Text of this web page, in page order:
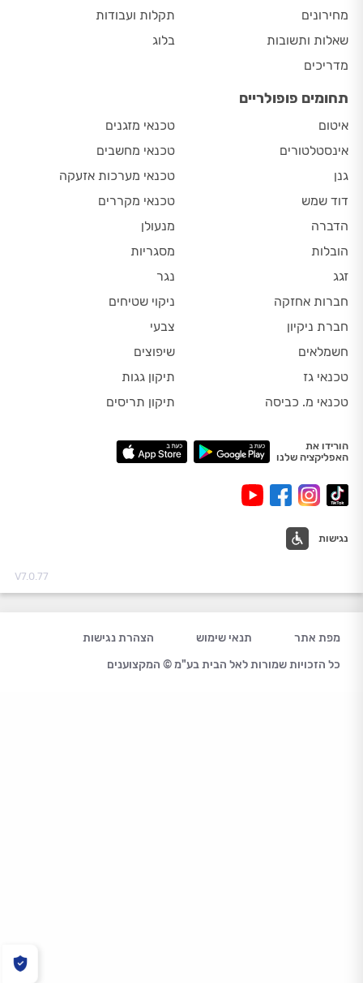
מחירונים
שאלות ותשובות
מדריכים
תקלות ועבודות
בלוג
תחומים פופולריים
איטום
אינסטלטורים
גנן
דוד שמש
הדברה
הובלות
זגג
חברות אחזקה
חברת ניקיון
חשמלאים
טכנאי גז
טכנאי מ. כביסה
טכנאי מזגנים
טכנאי מחשבים
טכנאי מערכות אזעקה
טכנאי מקררים
מנעולן
מסגריות
נגר
ניקוי שטיחים
צבעי
שיפוצים
תיקון גגות
תיקון תריסים
הורידו את
האפליקציה שלנו
נגישות
V7.0.77
מפת אתר תנאי שימוש
הצהרת נגישות
כל הזכויות שמורות לאל הבית בע"מ © המקצוענים